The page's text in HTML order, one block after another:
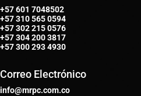
+57 601 7048502
+57310 565 0594
+57302 215 0576
+57304 200 3817
+57300 293 4930
Correo Electrónico
info@mrpc.com.co